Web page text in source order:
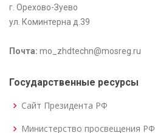
г. Орехово-Зуево
ул. Коминтерна д.39
Почта: mo_zhdtechn@mosreg.ru
Государственные ресурсы
Сайт Президента РФ
Министерство просвещения РФ